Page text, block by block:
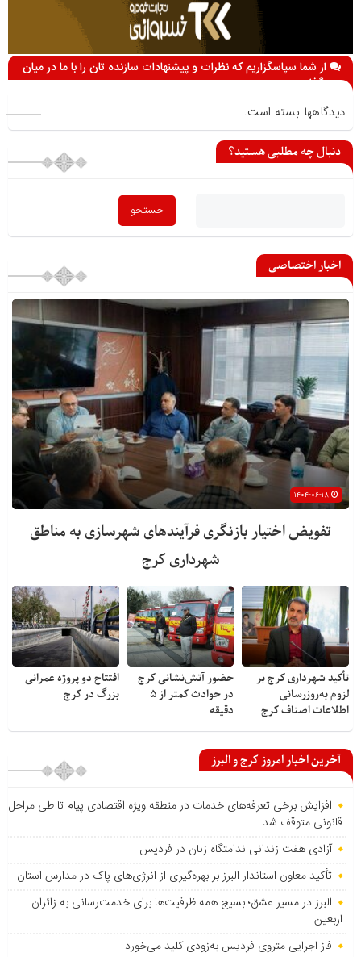
از شما سپاسگزاریم که نظرات و پیشنهادات سازنده تان را با ما در میان
می گذارید
دیدگاهها بسته است.
دنبال چه مطلبی هستید؟
اخبار اختصاصی
تفویض اختیار بازنگری فرآیندهای شهرسازی به مناطق
شهرداری کرج
تأکید شهرداری کرج بر
لزوم به‌روزرسانی
اطلاعات اصناف کرج
حضور آتش‌نشانی کرج
در حوادث کمتر از ۵
دقیقه
افتتاح دو پروژه عمرانی
بزرگ در کرج
آخرین اخبار امروز کرج و البرز
افزایش برخی تعرفه‌های خدمات در منطقه ویژه اقتصادی پیام تا طی مراحل
قانونی متوقف شد
آزادی هفت زندانی ندامتگاه زنان در فردیس
تأکید معاون استاندار البرز بر بهره‌گیری از انرژی‌های پاک در مدارس استان
البرز در مسیر عشق؛ بسیج همه ظرفیت‌ها برای خدمت‌رسانی به زائران
اربعین
فاز اجرایی متروی فردیس به‌زودی کلید می‌خورد